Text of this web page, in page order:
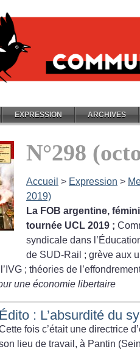
EXPRESSION ARCHIVES
N°298
Accueil > Expression >
2019)
La FOB argentine,
tournée UCL 2019 ;
syndicale dans
de SUD-Rail ; grève aux
; théories de
une économie libertaire
Édito : L’absurdité du
fois c’était une directrice
lieu de travail, à Pantin